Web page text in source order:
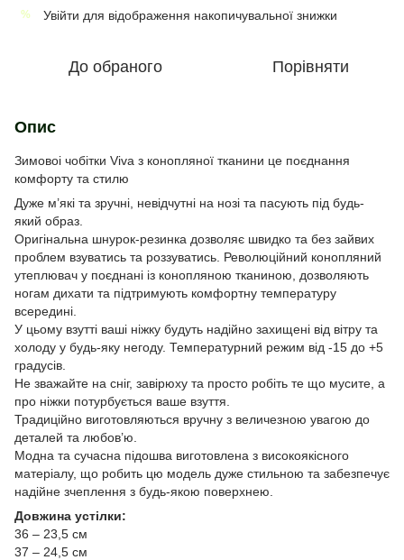
% Увійти для відображення накопичувальної знижки
До обраного Порівняти
Опис
Зимовоі чобітки Viva з конопляної тканини це поєднання
комфорту та стилю
Дуже м’які та зручні, невідчутні на нозі та пасують під будь-
який образ.
Оригінальна шнурок-резинка дозволяє швидко та без зайвих
проблем взуватись та роззуватись. Революційний конопляний
утеплювач у поєднані із конопляною тканиною, дозволяють
ногам дихати та підтримують комфортну температуру
всередині.
У цьому взутті ваші ніжку будуть надійно захищені від вітру та
холоду у будь-яку негоду. Температурний режим від -15 до +5
градусів.
Не зважайте на сніг, завірюху та просто робіть те що мусите, а
про ніжки потурбується ваше взуття.
Традиційно виготовляються вручну з величезною увагою до
деталей та любов’ю.
Модна та сучасна підошва виготовлена з високоякісного
матеріалу, що робить цю модель дуже стильною та забезпечує
надійне зчеплення з будь-якою поверхнею.
Довжина устілки:
36 – 23,5 см
37 – 24,5 см